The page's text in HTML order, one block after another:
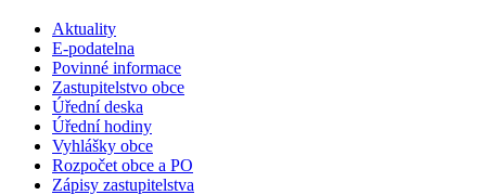
Aktuality
E-podatelna
Povinné informace
Zastupitelstvo obce
Úřední deska
Úřední hodiny
Vyhlášky obce
Rozpočet obce a PO
Zápisy zastupitelstva